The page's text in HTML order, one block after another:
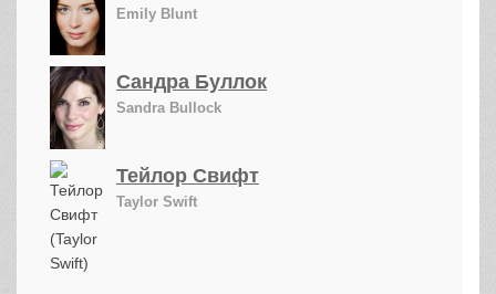
Emily Blunt
Сандра Буллок
Sandra Bullock
Тейлор Свифт
Taylor Swift